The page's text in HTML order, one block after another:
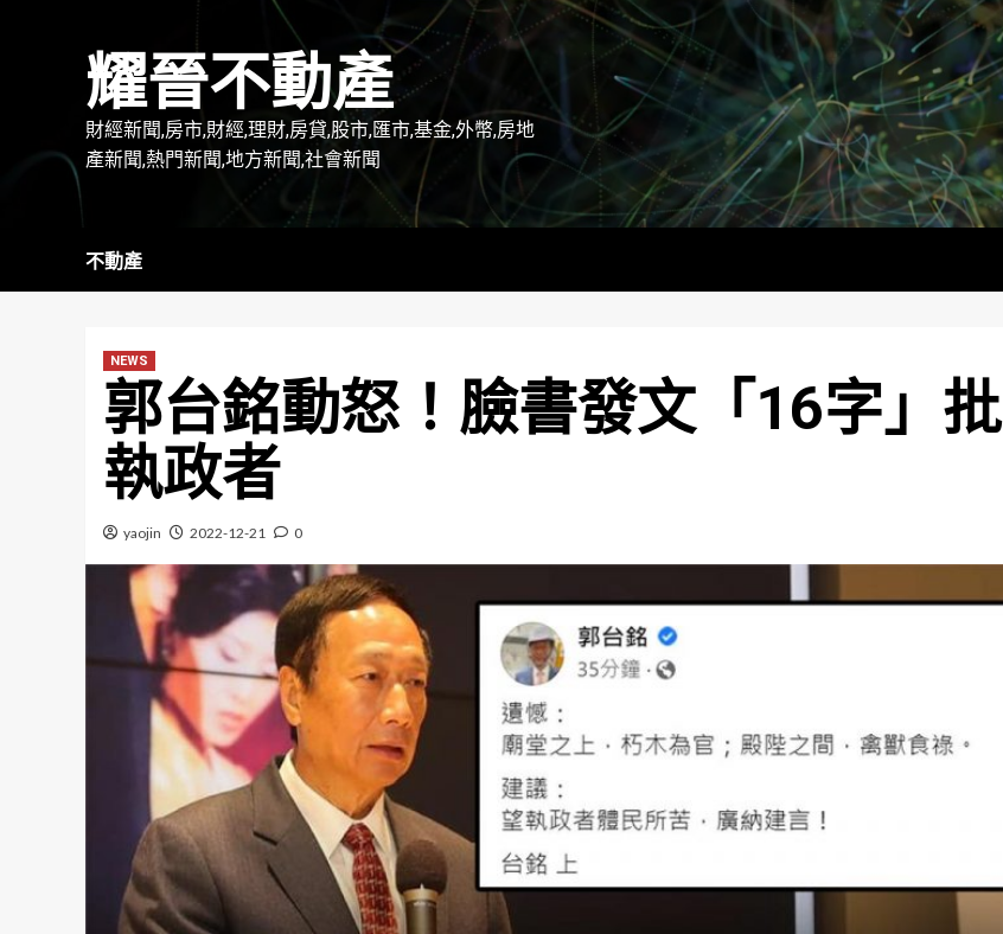
耀晉不動產
財經新聞,房市,財經,理財,房貸,股市,匯市,基金,外幣,房地
產新聞,熱門新聞,地方新聞,社會新聞
不動產
NEWS
郭台銘動怒！臉書發文「16字」批
執政者
yaojin 2022-12-21 0